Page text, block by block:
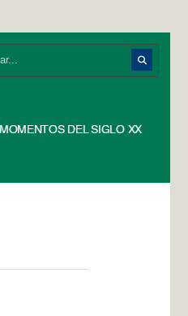
MOMENTOS DEL SIGLO XX